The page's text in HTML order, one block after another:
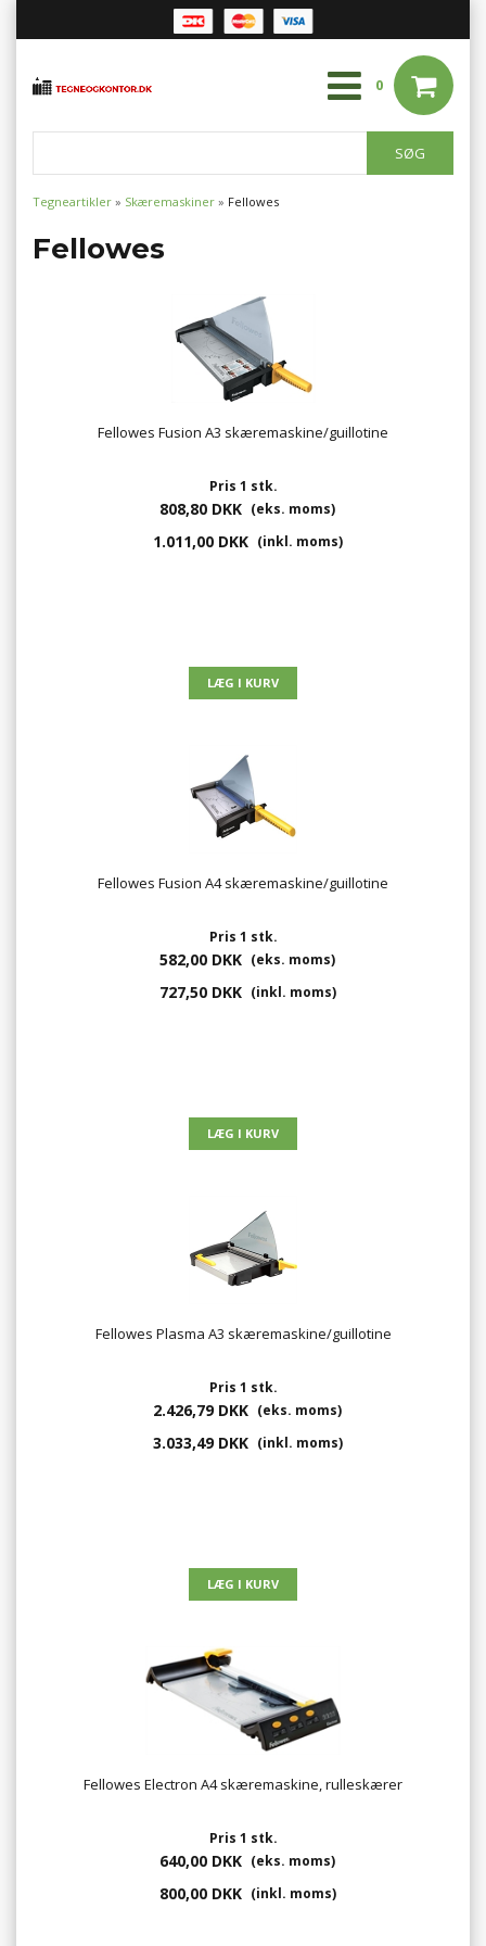
0
Tegneartikler » Skæremaskiner » Fellowes
Fellowes
Fellowes Fusion A3 skæremaskine/guillotine
Pris 1 stk.
808,80 DKK (eks. moms)
1.011,00 DKK (inkl. moms)
Fellowes Fusion A4 skæremaskine/guillotine
Pris 1 stk.
582,00 DKK (eks. moms)
727,50 DKK (inkl. moms)
Fellowes Plasma A3 skæremaskine/guillotine
Pris 1 stk.
2.426,79 DKK (eks. moms)
3.033,49 DKK (inkl. moms)
Fellowes Electron A4 skæremaskine, rulleskærer
Pris 1 stk.
640,00 DKK (eks. moms)
800,00 DKK (inkl. moms)